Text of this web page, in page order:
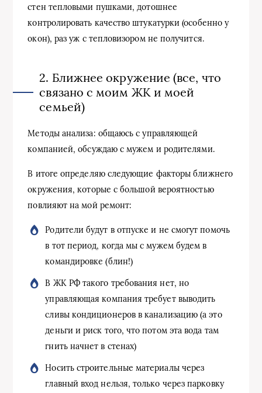
стен тепловыми пушками, дотошнее
контролировать качество штукатурки (особенно у
окон), раз уж с тепловизором не получится.
2. Ближнее окружение (все, что
связано с моим ЖК и моей
семьей)
Методы анализа: общаюсь с управляющей
компанией, обсуждаю с мужем и родителями.
В итоге определяю следующие факторы ближнего
окружения, которые с большой вероятностью
повлияют на мой ремонт:
Родители будут в отпуске и не смогут помочь
в тот период, когда мы с мужем будем в
командировке (блин!)
В ЖК РФ такого требования нет, но
управляющая компания требует выводить
сливы кондиционеров в канализацию (а это
деньги и риск того, что потом эта вода там
гнить начнет в стенах)
Носить строительные материалы через
главный вход нельзя, только через парковку